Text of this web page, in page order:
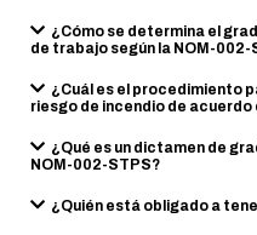
¿Cómo se determina el
de trabajo según la NOM-002-
¿Cuál es el procedimiento
riesgo de incendio de acuerdo
¿Qué es un dictamen de
NOM-002-STPS?
¿Quién está obligado a